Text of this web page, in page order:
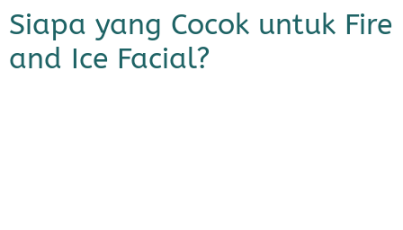
Siapa yang Cocok untuk Fire
and Ice Facial?